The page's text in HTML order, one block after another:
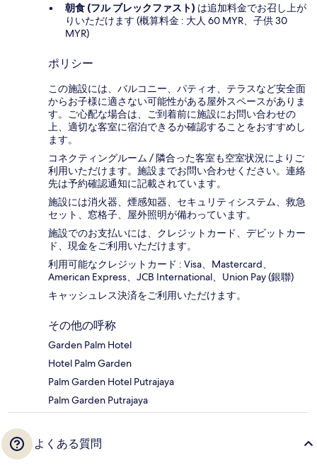
朝食 (フル ブレックファスト) は追加料金でお召し上が
りいただけます (概算料金 : 大人 60 MYR、子供 30
MYR)
ポリシー
この施設には、バルコニー、パティオ、テラスなど安全面
からお子様に適さない可能性がある屋外スペースがありま
す。ご心配な場合は、ご到着前に施設にお問い合わせの
上、適切な客室に宿泊できるか確認することをおすすめし
ます。
コネクティングルーム / 隣合った客室も空室状況によりご
利用いただけます。施設までお問い合わせください。連絡
先は予約確認通知に記載されています。
施設には消火器、煙感知器、セキュリティシステム、救急
セット、窓格子、屋外照明が備わっています。
施設でのお支払いには、クレジットカード、デビットカー
ド、現金をご利用いただけます。
利用可能なクレジットカード : Visa、Mastercard、
American Express、JCB International、Union Pay (銀聯)
キャッシュレス決済をご利用いただけます。
その他の呼称
Garden Palm Hotel
Hotel Palm Garden
Palm Garden Hotel Putrajaya
Palm Garden Putrajaya
よくある質問